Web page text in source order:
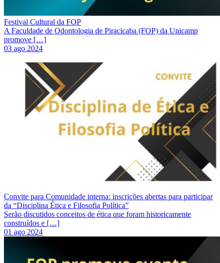
Festival Cultural da FOP
A Faculdade de Odontologia de Piracicaba (FOP) da Unicamp
promove […]
03 ago 2024
Convite para Comunidade interna: inscrições abertas para participar
da “Disciplina Ética e Filosofia Política”
Serão discutidos conceitos de ética que foram historicamente
construídos e […]
01 ago 2024